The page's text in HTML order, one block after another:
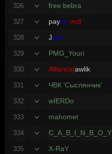
326 free bebra
327 payne. mdl
328 Jean
329 PMG_Youri
330 Alliance|awlik
331 ЧВК 'Сыслянчик'
332 wIERDo
333 mahomet
334 C_A_B_I_N_B_O_Y
335 X-RaY